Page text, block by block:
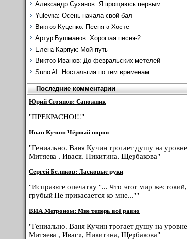
Александр Суханов: Я прощаюсь первым
Yulevna: Осень начала свой бал
Виктор Куценко: Песня о Хосте
Артур Бушманов: Хорошая песня-2
Елена Карпук: Мой путь
Виктор Иванов: До февральских метелей
Suno AI: Ностальгия по тем временам
Последние комментарии
Юрий Стоянов: Сапожник
"ПРЕКРАСНО!!!"
Иван Кучин: Чёрный ворон
"Гениально. Ваня Кучин трогает душу на уровне
Митяева , Иваси, Никитина, Щербакова"
Сергей Беликов: Ласковые руки
"Исправьте опечатку "... Что этот мир жестокий,
грубый Не прикасается ко мне...""
ВИА Метроном: Мне теперь всё равно
"Гениально. Ваня Кучин трогает душу на уровне
Митяева , Иваси, Никитина, Щербакова"